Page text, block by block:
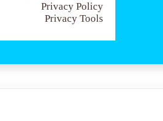
Privacy Policy
Privacy Tools